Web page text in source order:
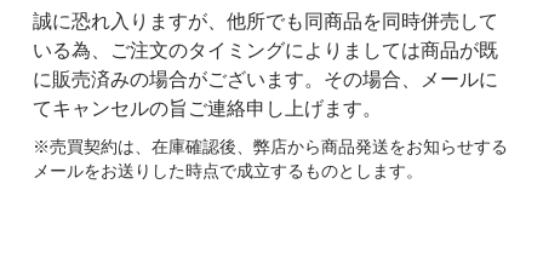
誠に恐れ入りますが、他所でも同商品を同時併売して
いる為、ご注文のタイミングによりましては商品が既
に販売済みの場合がございます。その場合、メールに
てキャンセルの旨ご連絡申し上げます。
※売買契約は、在庫確認後、弊店から商品発送をお知らせする
メールをお送りした時点で成立するものとします。